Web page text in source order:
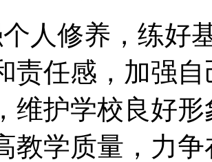
人修养，练好
责任感，加强
维护学校良好
教学质量，力